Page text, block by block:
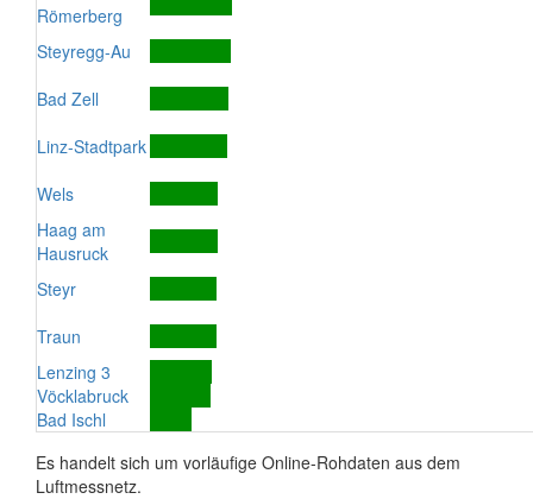
Römerberg
Steyregg-Au
Bad Zell
Linz-Stadtpark
Wels
Haag am
Hausruck
Steyr
Traun
Lenzing 3
Vöcklabruck
Bad Ischl
Es handelt sich um vorläufige Online-Rohdaten aus dem
Luftmessnetz.